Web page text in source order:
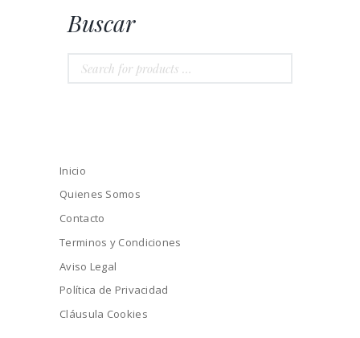
Buscar
Inicio
Quienes Somos
Contacto
Terminos y Condiciones
Aviso Legal
Política de Privacidad
Cláusula Cookies